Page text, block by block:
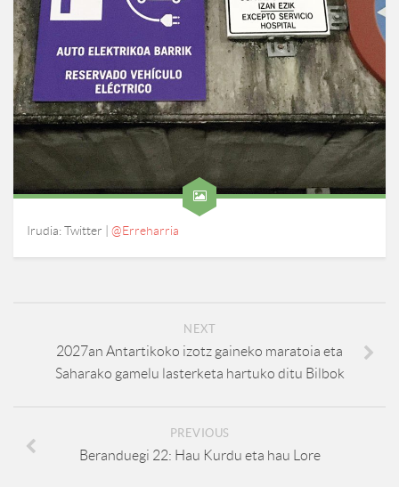
Irudia: Twitter | @Erreharria
NEXT
2027an Antartikoko izotz gaineko maratoia eta
Saharako gamelu lasterketa hartuko ditu Bilbok
PREVIOUS
Beranduegi 22: Hau Kurdu eta hau Lore